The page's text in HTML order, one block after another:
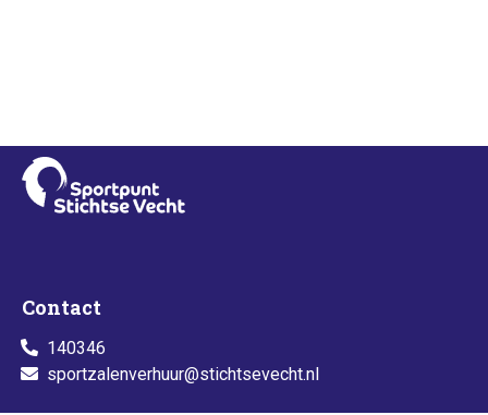
Contact
140346
sportzalenverhuur@stichtsevecht.nl